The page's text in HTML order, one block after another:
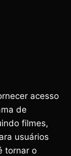
acesso
de
filmes,
usuários
tornar o